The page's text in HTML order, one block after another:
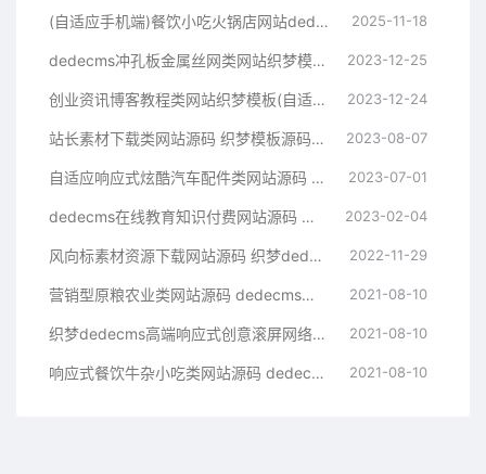
(自适应手机端)餐饮小吃火锅店网站dedecms源码 2025-11-18
dedecms冲孔板金属丝网类网站织梦模板(带手机端) 2023-12-25
创业资讯博客教程类网站织梦模板(自适应手机端) 2023-12-24
站长素材下载类网站源码 织梦模板源码下载站 2023-08-07
自适应响应式炫酷汽车配件类网站源码 html5高端大气汽车网站织梦模板 2023-07-01
dedecms在线教育知识付费网站源码 织梦模板带手机端集成支付功能评论 2023-02-04
风向标素材资源下载网站源码 织梦dedecms模板 带手机版 2022-11-29
营销型原粮农业类网站源码 dedecms织梦模板 (带手机端) 2021-08-10
织梦dedecms高端响应式创意滚屏网络设计建站公司网站模板 自适应手机端【站长亲测】 2021-08-10
响应式餐饮牛杂小吃类网站源码 dedecms织梦模板 (带手机端) 2021-08-10